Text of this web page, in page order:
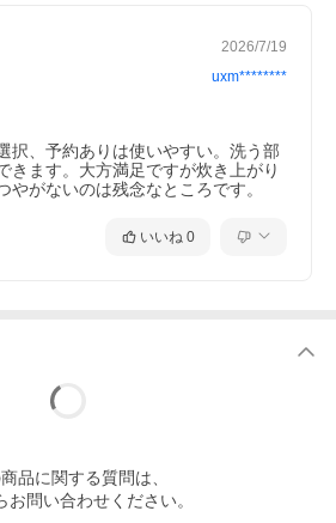
しでもふっくら
洗米してすぐ炊いても、ふっくら。お
ら、冷めてもおいしい。「可変」と
ふきこぼさせないため、沸騰後は間欠
、「連続沸騰」は沸騰後も火力を落と
かまど炊きのようなおいしさを引き出
消し、うまみと蒸気を分離(3)蒸気だけを
にためたうまみを蒸らし時に、ごはんに
することなく安心してご使用頂けま
の手による洗米試験(白米2合を500回洗
り替え、100万回洗米) 終了時、内釜内
がれ検出無し(当社調べ)。
時短に。
2026/7/19
uxm********
択、予約ありは使いやすい。洗う部
きます。大方満足ですが炊き上がり
やがないのは残念なところです。
いいね 0
商品に関する質問は、
お問い合わせください。